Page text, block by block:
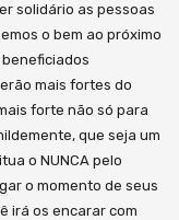
solidário as pessoas
o bem ao próximo
mais fortes do
forte não só para
que seja um
o NUNCA pelo
o momento de seus
irá os encarar com